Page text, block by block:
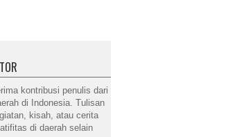
kontribusi penulis dari
di Indonesia. Tulisan
kisah, atau cerita
di daerah selain